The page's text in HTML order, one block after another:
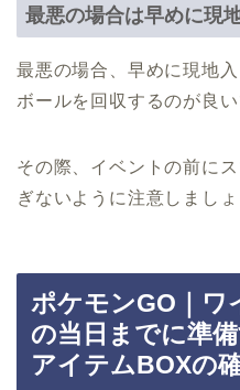
最悪の場合は早めに現
最悪の場合、早めに現地
ボールを回収するのが良い
その際、イベントの前に
ぎないように注意しましょ
ポケモンGO｜ワ
の当日までに準
アイテムBOXの